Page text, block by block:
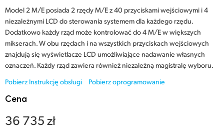
Hong Kong SAR, China
India
Italy
Japan
Model 2 M/E posiada 2 rzędy M/E z 40 przyciskami wejściowymi i 4
niezależnymi LCD do sterowania systemem dla każdego rzędu.
Dodatkowo każdy rząd może kontrolować do 4 M/E w większych
mikserach. W obu rzędach i na wszystkich przyciskach wejściowych
znajdują się wyświetlacze LCD umożliwiające nadawanie własnych
oznaczeń. Każdy rząd zawiera również niezależną magistralę wyboru.
Pobierz Instrukcję obsługi
Pobierz oprogramowanie
Cena
36 735 zł